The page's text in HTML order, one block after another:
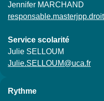
Jennifer MARCHAND
Service scolarité
Julie SELLOUM
Julie.SELLOUM@uca.fr
Rythme